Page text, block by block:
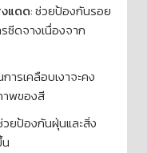
แดด: ช่วยป้องกันรอย
ซีดจางเนื่องจาก
ารเคลือบเงาจะคง
าพของสี
วยป้องกันฝุ่นและสิ่ง